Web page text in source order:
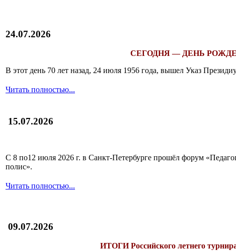
24.07.2026
СЕГОДНЯ — ДЕНЬ
В этот день 70 лет назад, 24 июля 1956 года, вышел Указ
Читать полностью...
15.07.2026
С 8 по12 июля 2026 г. в Санкт-Петербурге прошёл форум
полис».
Читать полностью...
09.07.2026
ИТОГИРоссийского летнего